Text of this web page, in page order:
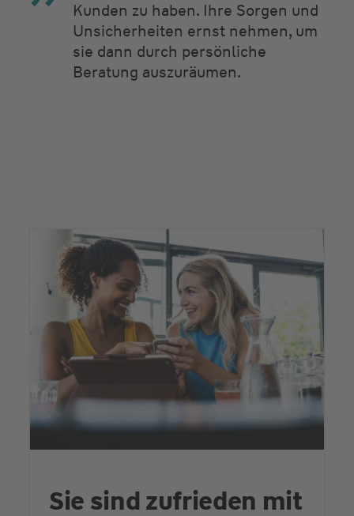
Kunden zu haben. Ihre Sorgen und
Unsicherheiten ernst nehmen, um
sie dann durch persönliche
Beratung auszuräumen.
Sie sind zufrieden mit